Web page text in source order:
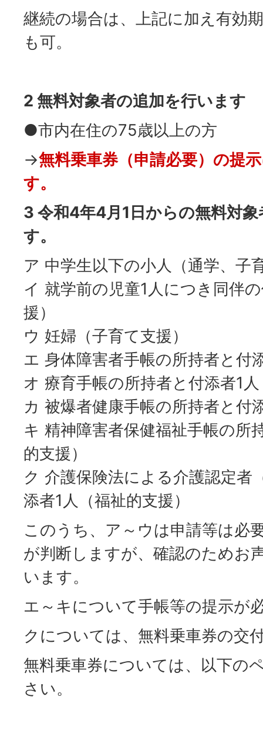
継続の場合は、上記に加え有効
も可。
2 無料対象者の追加を行います
●市内在住の75歳以上の方
→無料乗車券（申請必要）の提
す。
3 令和4年4月1日からの無料対
す。
ア 中学生以下の小人（通学、子
イ 就学前の児童1人につき同伴
援）
ウ 妊婦（子育て支援）
エ 身体障害者手帳の所持者と付
オ 療育手帳の所持者と付添者1
カ 被爆者健康手帳の所持者と付
キ 精神障害者保健福祉手帳の所
的支援）
ク 介護保険法による介護認定者
添者1人（福祉的支援）
このうち、ア～ウは申請等は必
が判断しますが、確認のためお
います。
エ～キについて手帳等の提示が
クについては、無料乗車券の交
無料乗車券については、以下の
さい。